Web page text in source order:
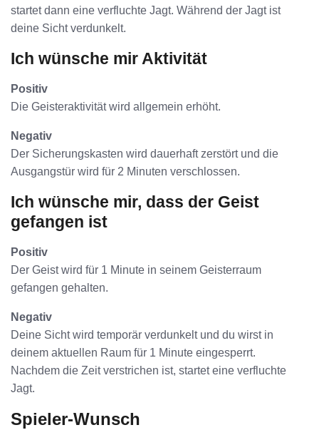
startet dann eine verfluchte Jagt. Während der Jagt ist
deine Sicht verdunkelt.
Ich wünsche mir Aktivität
Positiv
Die Geisteraktivität wird allgemein erhöht.
Negativ
Der Sicherungskasten wird dauerhaft zerstört und die
Ausgangstür wird für 2 Minuten verschlossen.
Ich wünsche mir, dass der Geist
gefangen ist
Positiv
Der Geist wird für 1 Minute in seinem Geisterraum
gefangen gehalten.
Negativ
Deine Sicht wird temporär verdunkelt und du wirst in
deinem aktuellen Raum für 1 Minute eingesperrt.
Nachdem die Zeit verstrichen ist, startet eine verfluchte
Jagt.
Spieler-Wunsch